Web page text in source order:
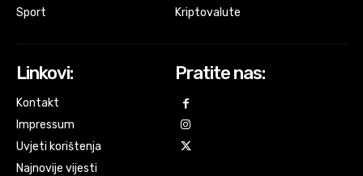
Sport
Kriptovalute
Linkovi:
Kontakt
Impressum
Uvjeti korištenja
Najnovije vijesti
Pratite nas: